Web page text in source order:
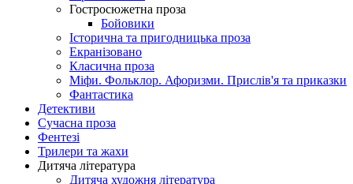
Гостросюжетна проза
Бойовики
Історична та пригодницька проза
Екранізовано
Класична проза
Міфи. Фольклор. Афоризми. Прислів'я та приказки
Фантастика
Детективи
Сучасна проза
Фентезі
Трилери та жахи
Дитяча література
Дитяча художня література